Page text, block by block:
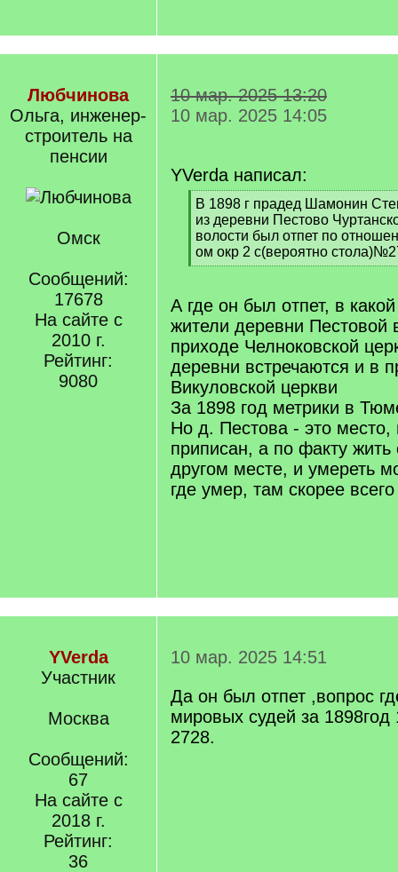
Любчинова
Ольга, инженер-
строитель на
пенсии
Омск
Сообщений:
17678
На сайте с
2010 г.
Рейтинг:
9080
10 мар. 2025 13:20
10 мар. 2025 14:05
YVerda написал:
[
q
]
В 1898 г прадед Шамонин
из деревни Пестово
волости был отпет по
ом окр 2 с(вероятно
[
q
]
А где он был отпет, в
жители деревни Пестовой
приходе Челноковской
деревни встречаются и в
Викуловской церкви
За 1898 год метрики в
Но д. Пестова - это место,
приписан, а по факту жить
другом месте, и умереть
где умер, там скорее
YVerda
Участник
Москва
Сообщений:
67
На сайте с
2018 г.
Рейтинг:
36
10 мар. 2025 14:51
Да он был отпет ,вопрос
мировых судей за
2728.